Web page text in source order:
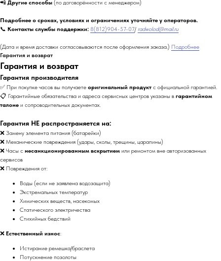
📲 Другие способы (по договорённости с менеджером)
Подробнее о сроках, условиях и ограничениях уточняйте у операторов.
📞 Контакты службы поддержки: 8(812)904-57-07/ radwolod@mail.ru
(Дата и время доставки согласовываются после оформления заказа.) Подробнее
Гарантия и возврат
Гарантия и возврат
Гарантия производителя
✅ При покупке часов вы получаете оригинальный продукт с официальной гарантией.
📋 Гарантийные обязательства и адреса сервисных центров указаны в гарантийном
талоне и сопроводительных документах.
Гарантия НЕ распространяется на:
❌ Замену элемента питания (батарейки)
❌ Механические повреждения (удары, сколы, трещины, царапины)
❌ Часы с несанкционированным вскрытием или ремонтом вне авторизованных
сервисов
❌ Повреждения от:
Воды (если не заявлена водозащита)
Экстремальных температур
Химических веществ, насекомых
Статического электричества
Стихийных бедствий
❌ Естественный износ:
Истирание ремешка/браслета
Потускнение позолоты